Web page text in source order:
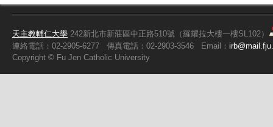
天主教輔仁大學 242新北市新莊區中正路510號（羅耀拉大樓一樓SL102）
連絡電話：02-2905-6277
傳真電話：02-2903-3546 Email：
Copyright © Fu Jen Catholic University